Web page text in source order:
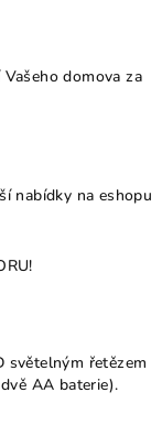
domova za
nabídky na eshopu
světelným řetězem
AA baterie).